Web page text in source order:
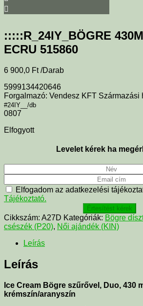
:::::R_24IY_BÖGRE
ECRU 515860
6 900,0 Ft /Darab
5999134420646
Forgalmazó: Vendesz KFT Származási
#24IY__/db
0807
Elfogyott
Levelet kérek ha
Elfogadom az adatkezelési
Tájékoztató.
Értesítést kérek
Cikkszám: A27D Kategóriák: Bögre
csészék (P20), Női ajándék (KIN)
Leírás
Leírás
Ice Cream Bögre szűrővel, Duo, 430
krémszín/aranyszín